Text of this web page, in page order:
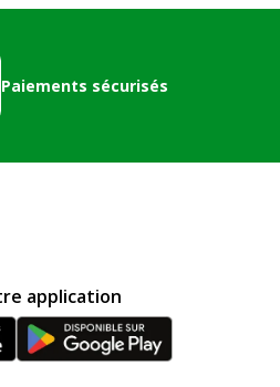
Paiements sécurisés
application